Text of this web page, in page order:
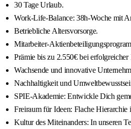
30 Tage Urlaub.
Work-Life-Balance: 38h-Woche mit
Betriebliche Altersvorsorge.
Mitarbeiter-
Prämie bis zu 2.550€ bei
Wachsende und innovative
Nachhaltigkeit und
SPIE-Akademie: Entwickle Dich
Freiraum für Ideen: Flache Hierarchie
Kultur des Miteinanders: In unseren